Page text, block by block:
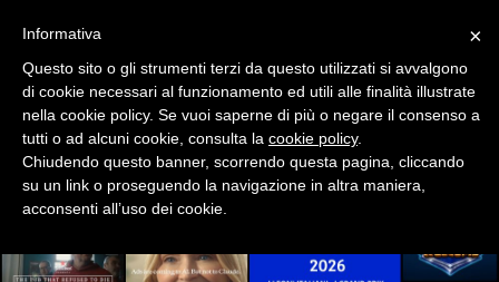
DATI
RICERCHE
PREVISIONI/SCENARI
×
Informativa
Questo sito o gli strumenti terzi da questo utilizzati si avvalgono
di cookie necessari al funzionamento ed utili alle finalità illustrate
nella cookie policy. Se vuoi saperne di più o negare il consenso a
tutti o ad alcuni cookie, consulta la cookie policy.
Chiudendo questo banner, scorrendo questa pagina, cliccando
su un link o proseguendo la navigazione in altra maniera,
acconsenti all’uso dei cookie.